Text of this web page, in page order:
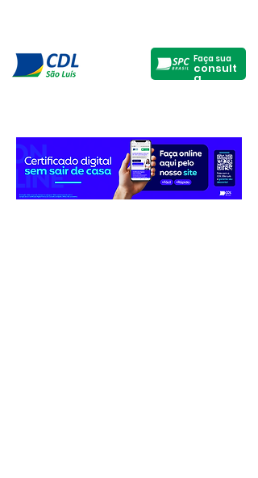
Faça sua
consult
a